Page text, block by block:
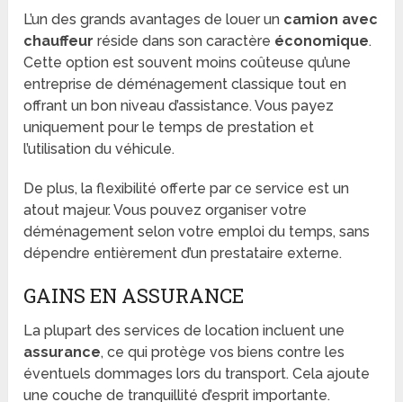
L’un des grands avantages de louer un camion avec
chauffeur réside dans son caractère économique.
Cette option est souvent moins coûteuse qu’une
entreprise de déménagement classique tout en
offrant un bon niveau d’assistance. Vous payez
uniquement pour le temps de prestation et
l’utilisation du véhicule.
De plus, la flexibilité offerte par ce service est un
atout majeur. Vous pouvez organiser votre
déménagement selon votre emploi du temps, sans
dépendre entièrement d’un prestataire externe.
GAINS EN ASSURANCE
La plupart des services de location incluent une
assurance, ce qui protège vos biens contre les
éventuels dommages lors du transport. Cela ajoute
une couche de tranquillité d’esprit importante.